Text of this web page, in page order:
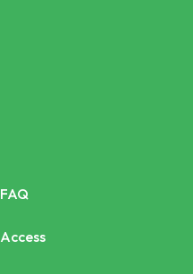
FAQ
Access